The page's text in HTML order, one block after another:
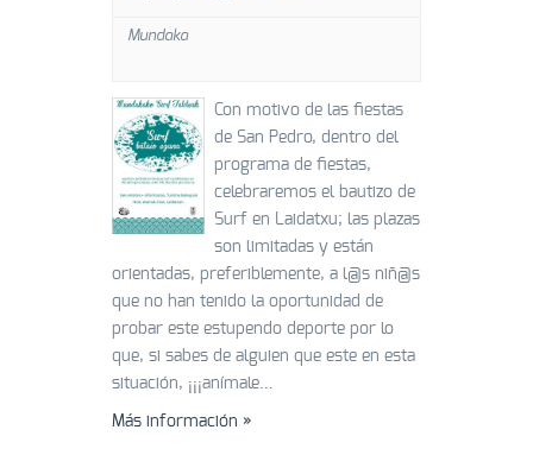
Mundaka
Con motivo de las fiestas
de San Pedro, dentro del
programa de fiestas,
celebraremos el bautizo de
Surf en Laidatxu; las plazas
son limitadas y están
orientadas, preferiblemente, a l@s niñ@s
que no han tenido la oportunidad de
probar este estupendo deporte por lo
que, si sabes de alguien que este en esta
situación, ¡¡¡anímale…
Más información »